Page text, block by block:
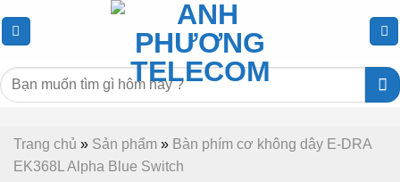
đến
dung
Tìm
kiếm:
Trang chủ » Sản phẩm » Bàn phím cơ không dây E-DRA
EK368L Alpha Blue Switch